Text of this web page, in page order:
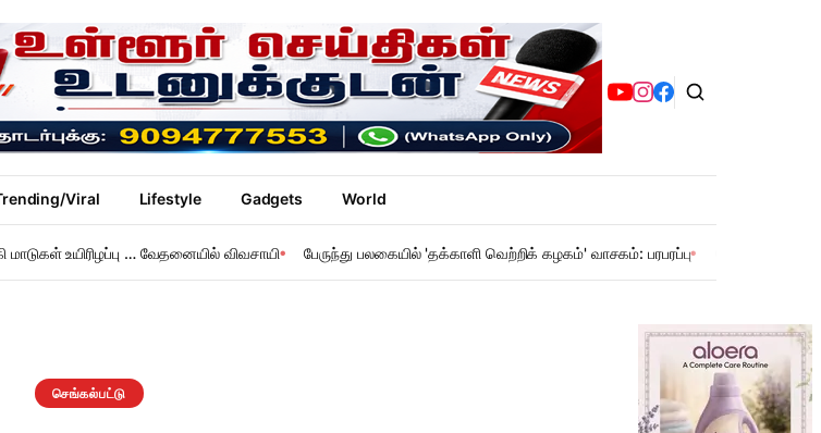
Viral Lifestyle Gadgets World
மாடுகள் உயிரிழப்பு … வேதனையில் விவசாயி பேருந்து பலகையில் 'தக்காளி வெற்றிக் கழகம்' வாசகம்: பரபரப்பு
செங்கல்பட்டு